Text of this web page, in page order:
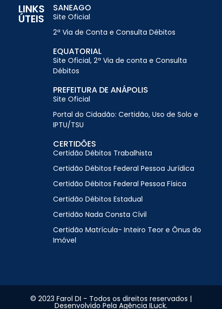
LINKS
ÚTEIS
SANEAGO
Site Oficial
2ª Via de Conta e Consulta Débitos
EQUATORIAL
Site Oficial, 2ª Via de conta e Consulta
Débitos
PREFEITURA DE ANÁPOLIS
Site Oficial
Portal do Cidadão: Certidão, Uso de Solo e
IPTU/TSU
CERTIDÕES
Certidão Débitos Trabalhista
Certidão Débitos Federal Pessoa Jurídica
Certidão Débitos Federal Pessoa Física
Certidão Débitos Estadual
Certidão Nada Consta Cívil
Certidão Matrícula- Inteiro Teor e Ônus do
Imóvel
© 2023 Farol DI - Todos os direitos reservados |
Desenvolvido Pela Agência ILuck.